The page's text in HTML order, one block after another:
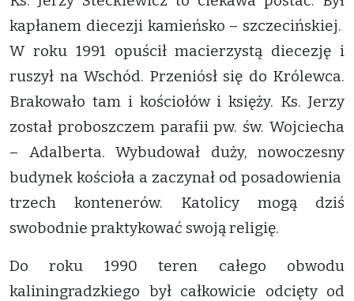
kapłanem diecezji kamieńsko – szczecińskiej.
W roku 1991 opuścił macierzystą diecezję i
ruszył na Wschód. Przeniósł się do Królewca.
Brakowało tam i kościołów i księży. Ks. Jerzy
został proboszczem parafii pw. św. Wojciecha
– Adalberta. Wybudował duży, nowoczesny
budynek kościoła a zaczynał od posadowienia
trzech kontenerów. Katolicy mogą dziś
swobodnie praktykować swoją religię.
Do roku 1990 teren całego obwodu
kaliningradzkiego był całkowicie odcięty od